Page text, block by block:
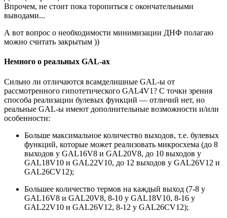
Впрочем, не стоит пока торопиться с окончательными
выводами...
А вот вопрос о необходимости минимизации ДНФ полагаю
можно считать закрытым ))
Немного о реальных GAL-ах
Сильно ли отличаются всамделишные GAL-ы от
рассмотренного гипотетического GAL4V1? С точки зрения
способа реализации булевых функций — отличий нет, но
реальные GAL-ы имеют дополнительные возможности и/или
особенности:
Больше максимальное количество выходов, т.е. булевых
функций, которые может реализовать микросхема (до 8
выходов у GAL16V8 и GAL20V8, до 10 выходов у
GAL18V10 и GAL22V10, до 12 выходов у GAL26V12 и
GAL26CV12);
Большее количество термов на каждый выход (7-8 у
GAL16V8 и GAL20V8, 8-10 у GAL18V10, 8-16 у
GAL22V10 и GAL26V12, 8-12 у GAL26CV12);